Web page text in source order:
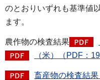
のとおりいずれも基準値
ます。
農作物の検査結果
（米）（PDF：
畜産物の検査結果